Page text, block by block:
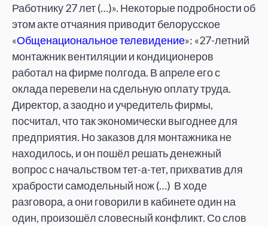
Работнику 27 лет (…)». Некоторые подробности об
этом акте отчаяния приводит белорусское
«Общенациональное телевидение»: «27-летний
монтажник вентиляции и кондиционеров
работал на фирме полгода. В апреле его с
оклада перевели на сдельную оплату труда.
Директор, а заодно и учредитель фирмы,
посчитал, что так экономически выгоднее для
предприятия. Но заказов для монтажника не
находилось, и он пошёл решать денежный
вопрос с начальством тет-а-тет, прихватив для
храбрости самодельный нож (…) В ходе
разговора, а они говорили в кабинете один на
один, произошёл словесный конфликт. Со слов